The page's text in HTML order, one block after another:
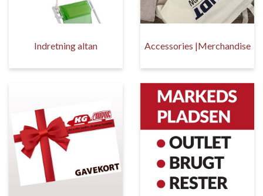
Indretning altan Accessories |Merchandise